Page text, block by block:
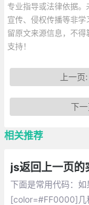
专业指导或法律依据
宣传、侵权传播等非
留原文来源信息，不
支持！
上一
下
相关推荐
js返回上一页的
下面是常用代码：如
[color=#FF0000]几